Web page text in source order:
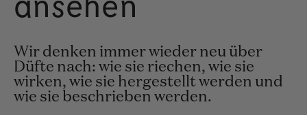
Wir denken immer wieder neu über
Düfte nach: wie sie riechen, wie sie
wirken, wie sie hergestellt werden und
wie sie beschrieben werden.